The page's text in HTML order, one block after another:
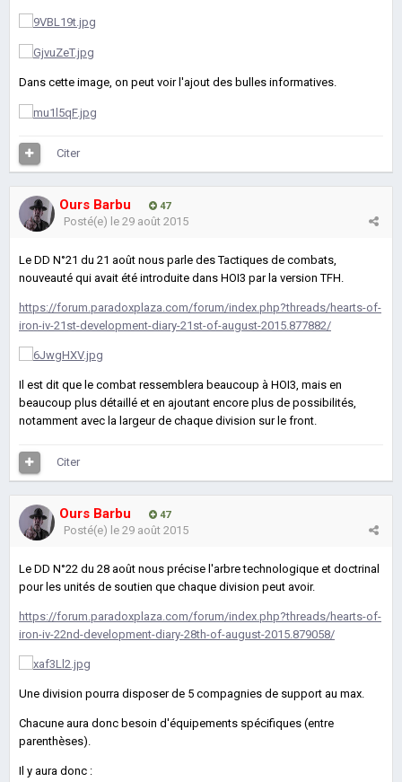
Dans cette image, on peut voir l'ajout des bulles informatives.
Citer
Ours Barbu 47
Posté(e) le 29 août 2015
Le DD N°21 du 21 août nous parle des Tactiques de combats,
nouveauté qui avait été introduite dans HOI3 par la version TFH.
https://forum.paradoxplaza.com/forum/index.php?threads/hearts-of-
iron-iv-21st-development-diary-21st-of-august-2015.877882/
Il est dit que le combat ressemblera beaucoup à HOI3, mais en
beaucoup plus détaillé et en ajoutant encore plus de possibilités,
notamment avec la largeur de chaque division sur le front.
Citer
Ours Barbu 47
Posté(e) le 29 août 2015
Le DD N°22 du 28 août nous précise l'arbre technologique et doctrinal
pour les unités de soutien que chaque division peut avoir.
https://forum.paradoxplaza.com/forum/index.php?threads/hearts-of-
iron-iv-22nd-development-diary-28th-of-august-2015.879058/
Une division pourra disposer de 5 compagnies de support au max.
Chacune aura donc besoin d'équipements spécifiques (entre
parenthèses).
Il y aura donc :